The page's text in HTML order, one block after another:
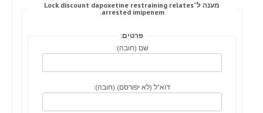
מענה ל־Lock discount dapoxetine restraining relates
arrested imipenem.
פרטים:
שם (חובה):
דוא"ל (לא יפורסם) (חובה):